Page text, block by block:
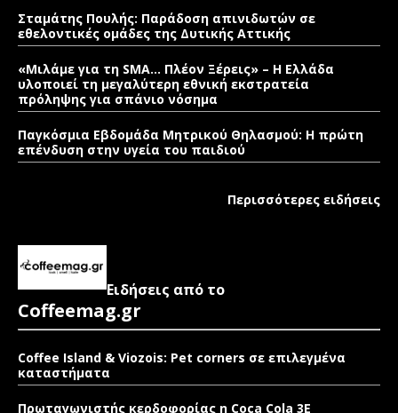
Σταμάτης Πουλής: Παράδοση απινιδωτών σε
εθελοντικές ομάδες της Δυτικής Αττικής
«Μιλάμε για τη SMA… Πλέον Ξέρεις» – Η Ελλάδα
υλοποιεί τη μεγαλύτερη εθνική εκστρατεία
πρόληψης για σπάνιο νόσημα
Παγκόσμια Εβδομάδα Μητρικού Θηλασμού: Η πρώτη
επένδυση στην υγεία του παιδιού
Περισσότερες ειδήσεις
Ειδήσεις από το
Coffeemag.gr
Coffee Island & Viozois: Pet corners σε επιλεγμένα
καταστήματα
Πρωταγωνιστής κερδοφορίας η Coca Cola 3E